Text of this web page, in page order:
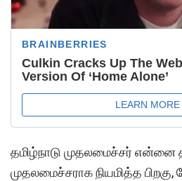
தமிழ்நாடு முதலமைச்சர் என்னை
முதலமைச்சராக நியமித்த